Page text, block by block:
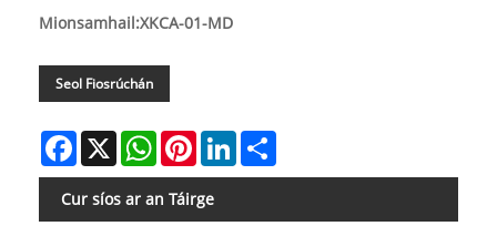
Mionsamhail:XKCA-01-MD
Seol Fiosrúchán
Facebook
X WhatsAppPinterestLinkedIn
Cur síos ar an Táirge